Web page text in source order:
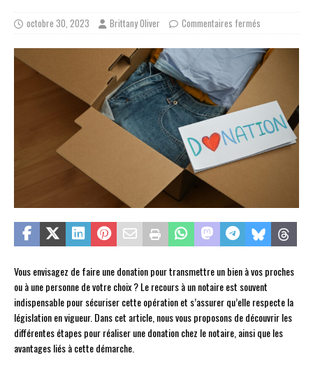
octobre 30, 2023 Brittany Oliver Commentaires fermés
Vous envisagez de faire une donation pour transmettre un bien à vos proches
ou à une personne de votre choix ? Le recours à un notaire est souvent
indispensable pour sécuriser cette opération et s’assurer qu’elle respecte la
législation en vigueur. Dans cet article, nous vous proposons de découvrir les
différentes étapes pour réaliser une donation chez le notaire, ainsi que les
avantages liés à cette démarche.